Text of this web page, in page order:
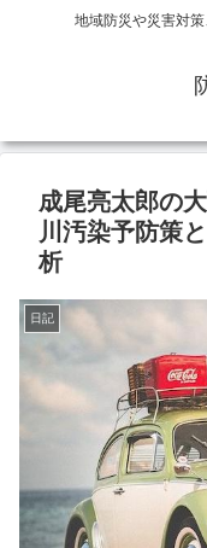
地域防災や災害対
成尾亮太郎の
川汚染予防策
析
日記